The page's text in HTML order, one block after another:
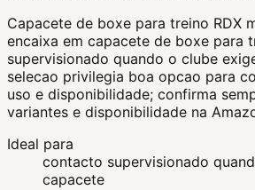
Capacete de boxe para treino RDX
encaixa em capacete de boxe para
supervisionado quando o clube
selecao privilegia boa opcao para
uso e disponibilidade; confirma
variantes e disponibilidade na
Ideal para
contacto supervisionado
capacete